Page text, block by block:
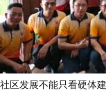
社区发展不能只看硬体